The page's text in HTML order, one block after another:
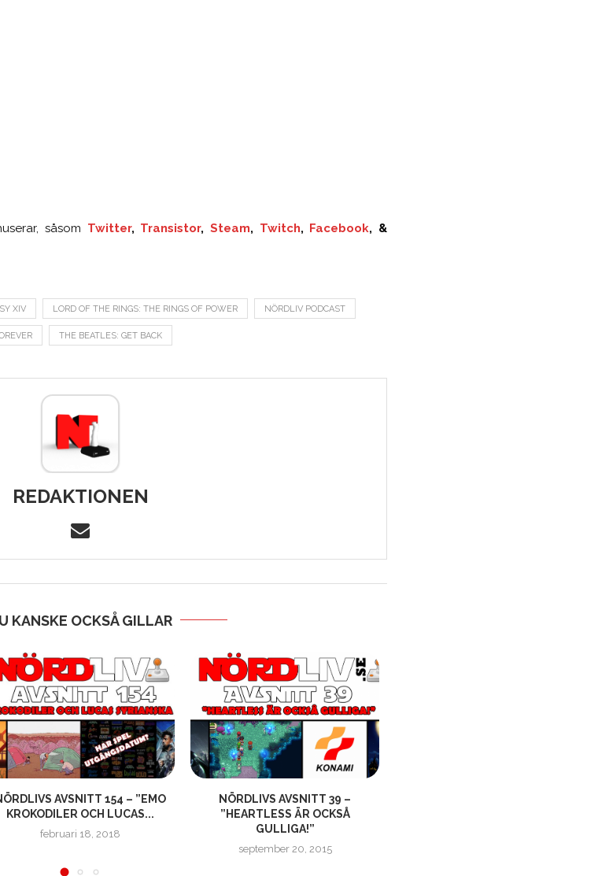
såsom Twitter, Transistor, Steam, Twitch, Facebook, &
XIV LORD OF THE RINGS: THE RINGS OF POWER NÖRDLIV PODCAST
THE BEATLES: GET BACK
REDAKTIONEN
KANSKE OCKSÅ GILLAR
AVSNITT 154 – ”EMO
KROKODILER OCH LUCAS...
februari 18, 2018
NÖRDLIVS AVSNITT 39 –
”HEARTLESS ÄR OCKSÅ
GULLIGA!”
september 20, 2015